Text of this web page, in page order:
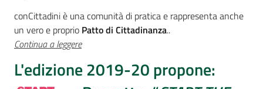
Seguici
su
conCittadini è una comunità di pratica e rappresenta anche
un vero e proprio Patto di Cittadinanza..
Continua a leggere
L'edizione 2019-20 propone: